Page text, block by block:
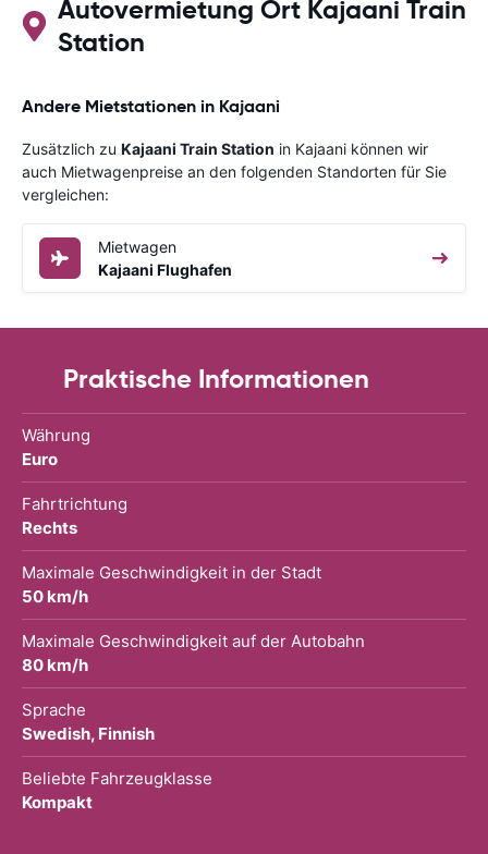
Autovermietung Ort Kajaani Train
Station
Andere Mietstationen in Kajaani
Zusätzlich zu Kajaani Train Station in Kajaani können wir
auch Mietwagenpreise an den folgenden Standorten für Sie
vergleichen:
Mietwagen
Kajaani Flughafen
Praktische Informationen
Währung
Euro
Fahrtrichtung
Rechts
Maximale Geschwindigkeit in der Stadt
50 km/h
Maximale Geschwindigkeit auf der Autobahn
80 km/h
Sprache
Swedish, Finnish
Beliebte Fahrzeugklasse
Kompakt